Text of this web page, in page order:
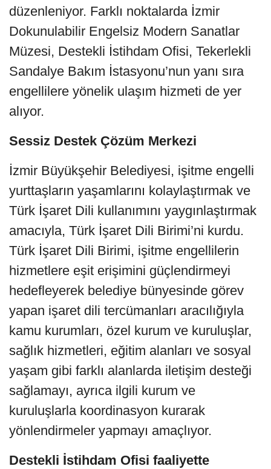
düzenleniyor. Farklı noktalarda İzmir
Dokunulabilir Engelsiz Modern Sanatlar
Müzesi, Destekli İstihdam Ofisi, Tekerlekli
Sandalye Bakım İstasyonu’nun yanı sıra
engellilere yönelik ulaşım hizmeti de yer
alıyor.
Sessiz Destek Çözüm Merkezi
İzmir Büyükşehir Belediyesi, işitme engelli
yurttaşların yaşamlarını kolaylaştırmak ve
Türk İşaret Dili kullanımını yaygınlaştırmak
amacıyla, Türk İşaret Dili Birimi’ni kurdu.
Türk İşaret Dili Birimi, işitme engellilerin
hizmetlere eşit erişimini güçlendirmeyi
hedefleyerek belediye bünyesinde görev
yapan işaret dili tercümanları aracılığıyla
kamu kurumları, özel kurum ve kuruluşlar,
sağlık hizmetleri, eğitim alanları ve sosyal
yaşam gibi farklı alanlarda iletişim desteği
sağlamayı, ayrıca ilgili kurum ve
kuruluşlarla koordinasyon kurarak
yönlendirmeler yapmayı amaçlıyor.
Destekli İstihdam Ofisi faaliyette